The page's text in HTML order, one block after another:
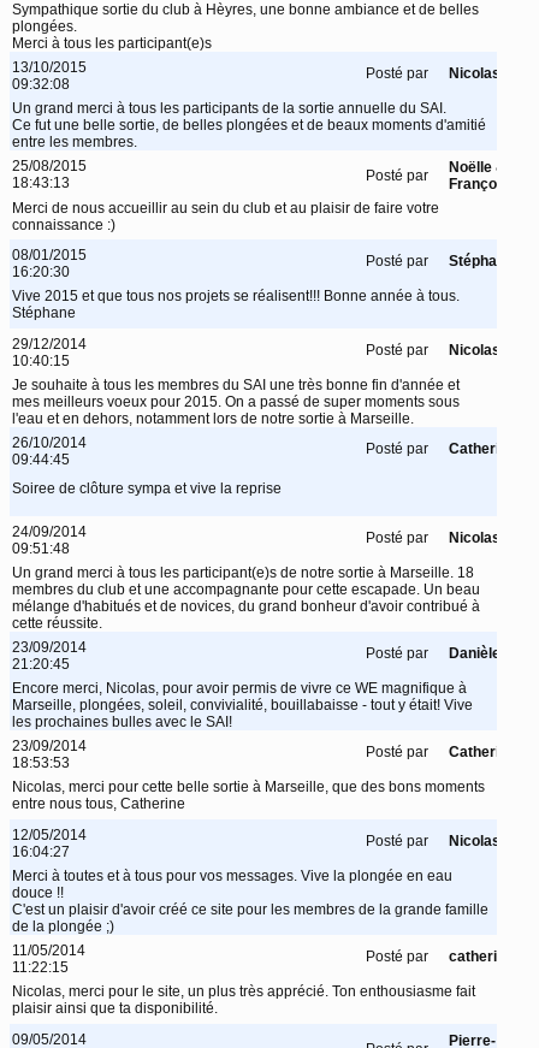
Sympathique sortie du club à Hèyres, une bonne ambiance et de belles
plongées.
Merci à tous les participant(e)s
13/10/2015
09:32:08
Posté par Nicolas
Un grand merci à tous les participants de la sortie annuelle du SAI.
Ce fut une belle sortie, de belles plongées et de beaux moments d'amitié
entre les membres.
25/08/2015
18:43:13
Posté par
Noëlle &
François
Merci de nous accueillir au sein du club et au plaisir de faire votre
connaissance :)
08/01/2015
16:20:30
Posté par Stéphane
Vive 2015 et que tous nos projets se réalisent!!! Bonne année à tous.
Stéphane
29/12/2014
10:40:15
Posté par Nicolas
Je souhaite à tous les membres du SAI une très bonne fin d'année et
mes meilleurs voeux pour 2015. On a passé de super moments sous
l'eau et en dehors, notamment lors de notre sortie à Marseille.
26/10/2014
09:44:45
Posté par Catherine
Soiree de clôture sympa et vive la reprise
24/09/2014
09:51:48
Posté par Nicolas
Un grand merci à tous les participant(e)s de notre sortie à Marseille. 18
membres du club et une accompagnante pour cette escapade. Un beau
mélange d'habitués et de novices, du grand bonheur d'avoir contribué à
cette réussite.
23/09/2014
21:20:45
Posté par Danièle
Encore merci, Nicolas, pour avoir permis de vivre ce WE magnifique à
Marseille, plongées, soleil, convivialité, bouillabaisse - tout y était! Vive
les prochaines bulles avec le SAI!
23/09/2014
18:53:53
Posté par Catherine
Nicolas, merci pour cette belle sortie à Marseille, que des bons moments
entre nous tous, Catherine
12/05/2014
16:04:27
Posté par Nicolas
Merci à toutes et à tous pour vos messages. Vive la plongée en eau
douce !!
C'est un plaisir d'avoir créé ce site pour les membres de la grande famille
de la plongée ;)
11/05/2014
11:22:15
Posté par catherine
Nicolas, merci pour le site, un plus très apprécié. Ton enthousiasme fait
plaisir ainsi que ta disponibilité.
09/05/2014
Pierre-